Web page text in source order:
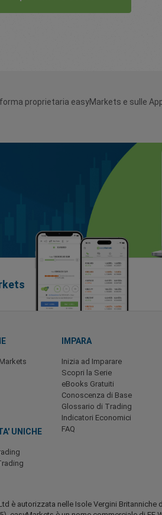
proprietaria easyMarkets e sulle
UNICHE
IMPARA
Inizia ad Imparare
Scopri la Serie
eBooks Gratuiti
Conoscenza di Base
Glossario di Trading
Indicatori Economici
FAQ
è autorizzata nelle Isole Vergini